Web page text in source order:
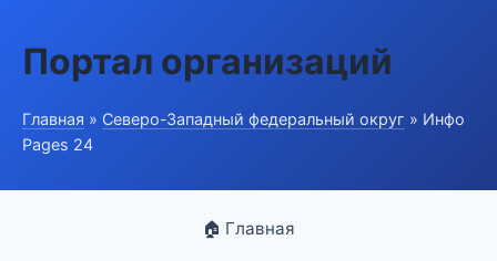
Портал организаций
Главная » Северо-Западный федеральный округ » Инфо
Pages 24
🏠 Главная